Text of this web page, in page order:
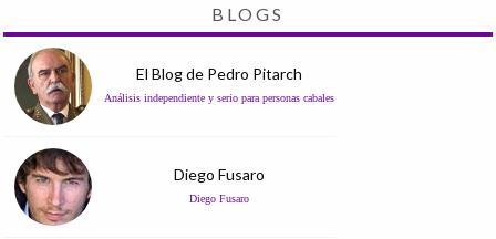
BLOGS
El Blog de Pedro Pitarch
Análisis independiente y serio para personas cabales
Diego Fusaro
Diego Fusaro